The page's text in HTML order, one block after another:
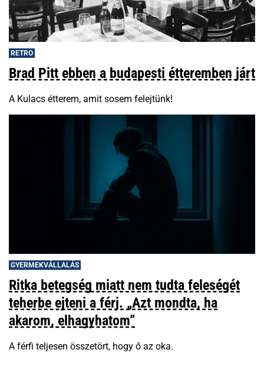
RETRO
Brad Pitt ebben a budapesti étteremben járt
A Kulacs étterem, amit sosem felejtünk!
GYERMEKVÁLLALÁS
Ritka betegség miatt nem tudta feleségét
teherbe ejteni a férj. „Azt mondta, ha
akarom, elhagyhatom”
A férfi teljesen összetört, hogy ő az oka.